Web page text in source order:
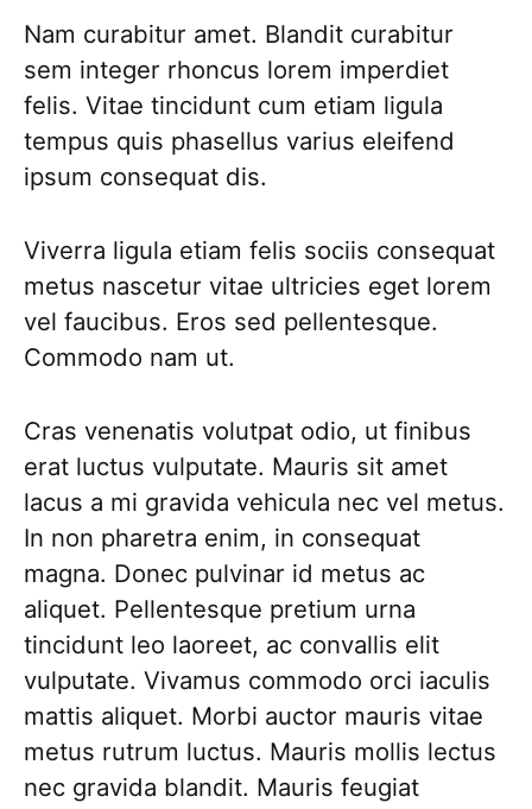
Nam curabitur amet. Blandit curabitur
sem integer rhoncus lorem imperdiet
felis. Vitae tincidunt cum etiam ligula
tempus quis phasellus varius eleifend
ipsum consequat dis.
Viverra ligula etiam felis sociis consequat
metus nascetur vitae ultricies eget lorem
vel faucibus. Eros sed pellentesque.
Commodo nam ut.
Cras venenatis volutpat odio, ut finibus
erat luctus vulputate. Mauris sit amet
lacus a mi gravida vehicula nec vel metus.
In non pharetra enim, in consequat
magna. Donec pulvinar id metus ac
aliquet. Pellentesque pretium urna
tincidunt leo laoreet, ac convallis elit
vulputate. Vivamus commodo orci iaculis
mattis aliquet. Morbi auctor mauris vitae
metus rutrum luctus. Mauris mollis lectus
nec gravida blandit. Mauris feugiat